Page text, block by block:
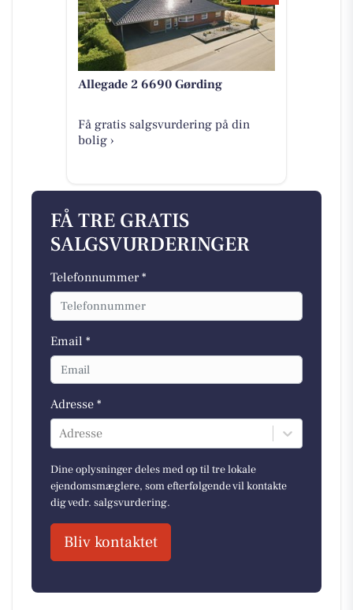
Allegade 2 6690 Gørding
Få gratis salgsvurdering på din
bolig ›
FÅ TRE GRATIS
SALGSVURDERINGER
Telefonnummer *
Email *
Adresse *
Adresse
Dine oplysninger deles med op til tre lokale
ejendomsmæglere, som efterfølgende vil kontakte
dig vedr. salgsvurdering.
Bliv kontaktet